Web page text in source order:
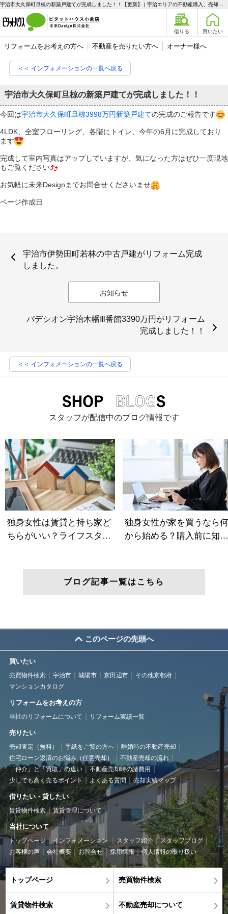
借りる 買いたい
リフォームをお考えの方へ 不動産を売りたい方へ オーナー様へ
＜＜ インフォメーションの一覧へ戻る
宇治市大久保町旦椋の新築戸建てが完成しました！！
今回は宇治市大久保町旦椋3998万円新築戸建ての完成のご報告です
4LDK、全室フローリング、各階にトイレ、今年の6月に完成しており
ます
完成して室内写真はアップしていますが、気になった方はぜひ一度現地
もご覧ください
お気軽に未来Designまでお問合せくださいませ
ページ作成日
宇治市伊勢田町若林の中古戸建がリフォーム完成
しました。
お知らせ
パデシオン宇治木幡Ⅲ番館3390万円がリフォーム
完成しました！！
＜＜ インフォメーションの一覧へ戻る
スタッフが配信中のブログ情報です
ブログ記事一覧はこちら
このページの先頭へ
買いたい
売買物件検索 宇治市 城陽市 京田辺市
その他京都府
マンションカタログ
リフォームをお考えの方
当社のリフォームについて リフォーム実績一覧
売りたい
売却査定（無料） 手紙をご覧の方へ
離婚時の不動産売却
住宅ローン返済のお悩み（任意売却）
不動産売却の流れ
「仲介」と「買取」の違い
不動産売却時の諸費用
少しでも高く売るポイント
よくある質問 売却実績マップ
借りたい・貸したい
賃貸物件検索 賃貸管理について
当社について
トップページ インフォメーション スタッフ紹介
スタッフブログ
お客様の声
会社概要 お問合せ 採用情報 個人情報の取り扱い
トップページ 売買物件検索
賃貸物件検索 不動産売却について